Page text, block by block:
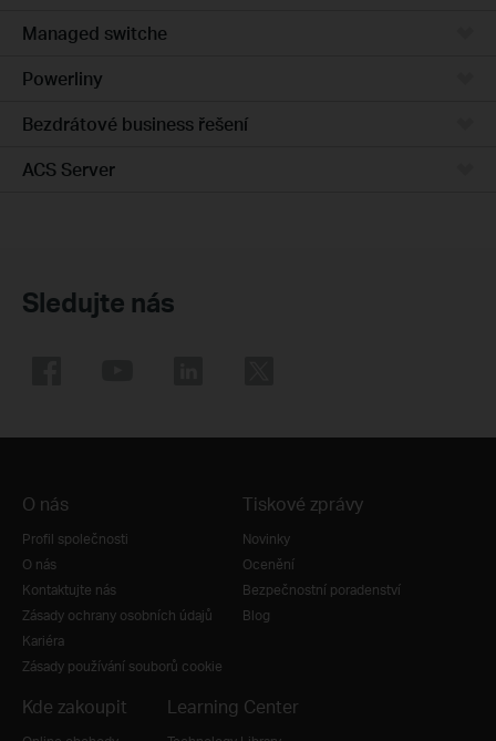
Managed switche
Powerliny
Bezdrátové business řešení
ACS Server
Sledujte nás
O nás
Profil společnosti
O nás
Kontaktujte nás
Zásady ochrany osobních údajů
Kariéra
Zásady používání souborů cookie
Tiskové zprávy
Novinky
Ocenění
Bezpečnostní poradenství
Blog
Kde zakoupit Learning Center